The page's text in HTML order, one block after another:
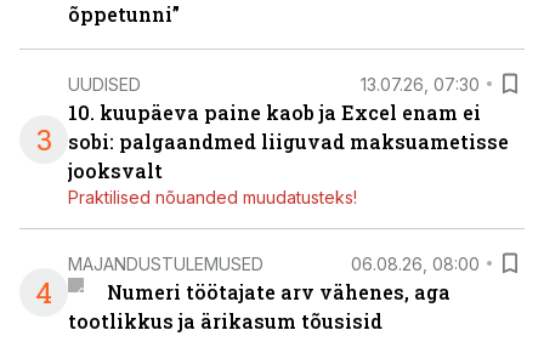
õppetunni”
3
UUDISED 13.07.26, 07:30
10. kuupäeva paine kaob ja Excel enam ei
sobi: palgaandmed liiguvad maksuametisse
jooksvalt
Praktilised nõuanded muudatusteks!
4
MAJANDUSTULEMUSED 06.08.26, 08:00
Numeri töötajate arv vähenes, aga
tootlikkus ja ärikasum tõusisid